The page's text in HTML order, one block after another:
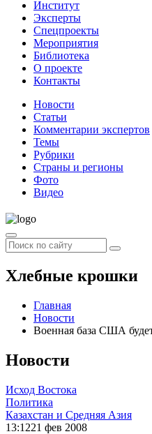
Институт
Эксперты
Спецпроекты
Мероприятия
Библиотека
О проекте
Контакты
Новости
Статьи
Комментарии экспертов
Темы
Рубрики
Страны и регионы
Фото
Видео
Хлебные крошки
Главная
Новости
Военная база США
Новости
Исход Востока
Политика
Казахстан и Средняя Азия
13:1221 фев 2008